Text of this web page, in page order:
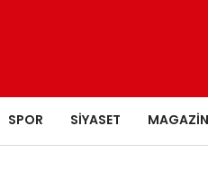
SPOR SIYASET MAGAZIN